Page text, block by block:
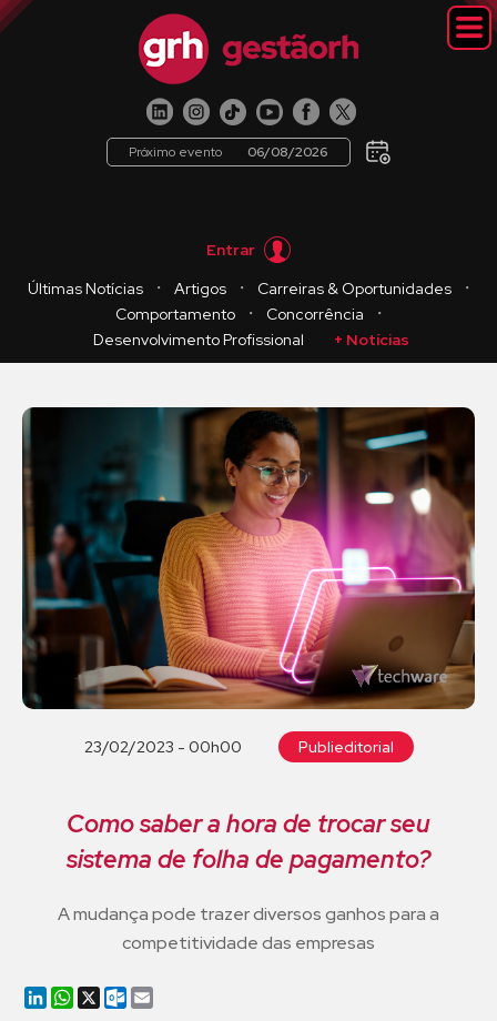
Próximo evento 06/08/2026
Entrar
Últimas Notícias
・ Artigos ・ Carreiras & Oportunidades
・
Comportamento
・ Concorrência
・
Desenvolvimento Profissional
+ Notícias
23/02/2023 - 00h00 Publieditorial
Como saber a hora de trocar seu
sistema de folha de pagamento?
A mudança pode trazer diversos ganhos para a
competitividade das empresas
LinkedIn
WhatsApp
X Outlook.com